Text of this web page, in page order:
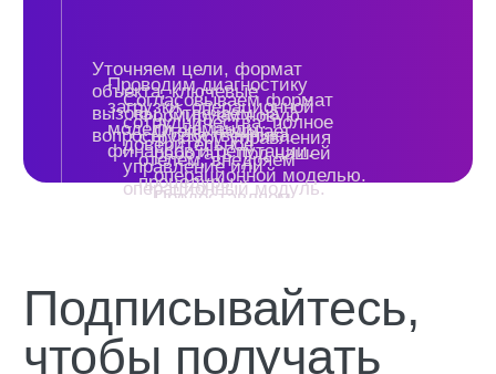
Анализ АТС + схема звонков
Revenue (звонки)
Настройка CRM
Реанимация КБ
Система непрерывного обучения
Открытие отеля
Управление отелем
Классификация